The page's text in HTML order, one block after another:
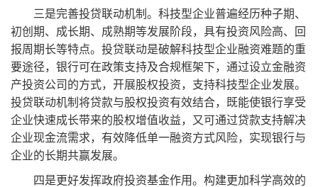
三是完善投贷联动机制。科技型企业普遍经历种子期、
初创期、成长期、成熟期等发展阶段，具有投资风险高、回
报周期长等特点。投贷联动是破解科技型企业融资难题的重
要途径，银行可在政策支持及合规框架下，通过设立金融资
产投资公司的方式，开展股权投资，支持科技型企业发展。
投贷联动机制将贷款与股权投资有效结合，既能使银行享受
企业快速成长带来的股权增值收益，又可通过贷款支持解决
企业现金流需求，有效降低单一融资方式风险，实现银行与
企业的长期共赢发展。
四是更好发挥政府投资基金作用。构建更加科学高效的